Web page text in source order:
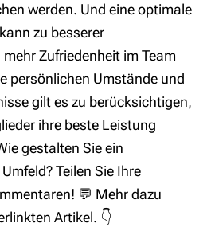
werden. Und eine optimale
zu besserer
Zufriedenheit im Team
persönlichen Umstände und
gilt es zu berücksichtigen,
ihre beste Leistung
gestalten Sie ein
Teilen Sie Ihre
💬 Mehr dazu
Artikel. 👇